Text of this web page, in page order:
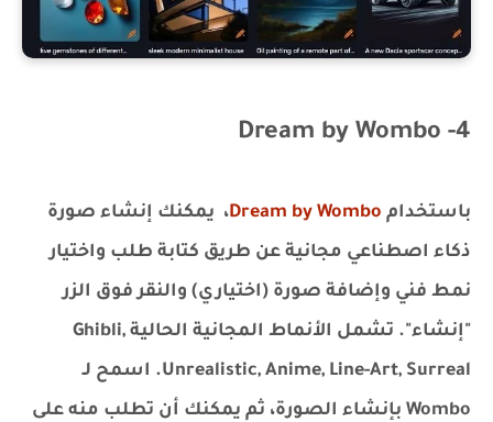
4- Dream by Wombo
باستخدام Dream by Wombo، يمكنك إنشاء صورة
ذكاء اصطناعي مجانية عن طريق كتابة طلب واختيار
نمط فني وإضافة صورة (اختياري) والنقر فوق الزر
"إنشاء". تشمل الأنماط المجانية الحالية Ghibli,
Unrealistic, Anime, Line-Art, Surreal. اسمح لـ
Wombo بإنشاء الصورة، ثم يمكنك أن تطلب منه على